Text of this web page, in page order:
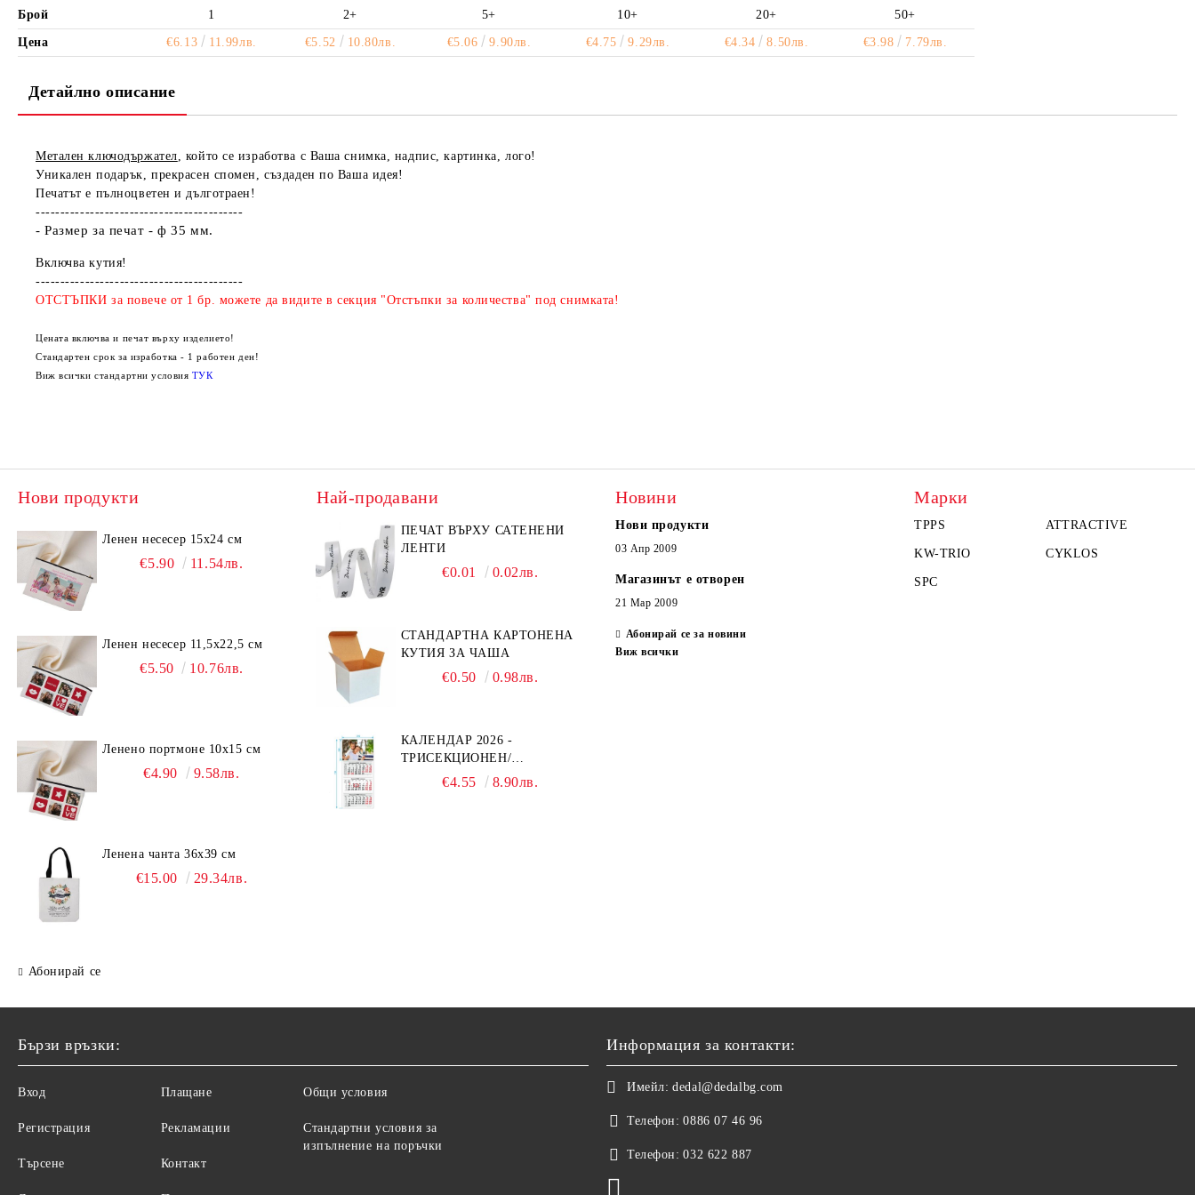
Брой 1 2+ 5+ 10+ 20+ 50+
Цена €6.13 11.99лв. €5.52 10.80лв. €5.06 9.90лв. €4.75 9.29лв. €4.34 8.50лв. €3.98 7.79лв.
Детайлно описание
Метален ключодържател, който се изработва с Ваша снимка, надпис, картинка, лого!
Уникален подарък, прекрасен спомен, създаден по Ваша идея!
Печатът е пълноцветен и дълготраен!
------------------------------------------
- Размер за печат - ф 35 мм.
Включва кутия!
------------------------------------------
ОТСТЪПКИ за повече от 1 бр. можете да видите в секция "Отстъпки за количества" под снимката!
Цената включва и печат върху изделието!
Стандартен срок за изработка - 1 работен ден!
Виж всички стандартни условия ТУК
Нови продукти
Ленен несесер 15х24 см
€5.90 11.54лв.
Ленен несесер 11,5х22,5 см
€5.50 10.76лв.
Ленено портмоне 10х15 см
€4.90 9.58лв.
Ленена чанта 36х39 см
€15.00 29.34лв.
Абонирай се
Най-продавани
ПЕЧАТ ВЪРХУ САТЕНЕНИ
ЛЕНТИ
€0.01 0.02лв.
СТАНДАРТНА КАРТОНЕНА
КУТИЯ ЗА ЧАША
€0.50 0.98лв.
КАЛЕНДАР 2026 -
ТРИСЕКЦИОНЕН/
ЕДНОСЕКЦИОНЕН
€4.55 8.90лв.
Новини
Нови продукти
03 Апр 2009
Магазинът е отворен
21 Мар 2009
Абонирай се за новини
Виж всички
Марки
TPPS ATTRACTIVE
KW-TRIO CYKLOS
SPC
Бързи връзки:
Вход
Регистрация
Търсене
Плащане
Рекламации
Контакт
Общи условия
Стандартни условия за
изпълнение на поръчки
Информация за контакти:
Имейл: dedal@dedalbg.com
Телефон: 0886 07 46 96
Телефон: 032 622 887